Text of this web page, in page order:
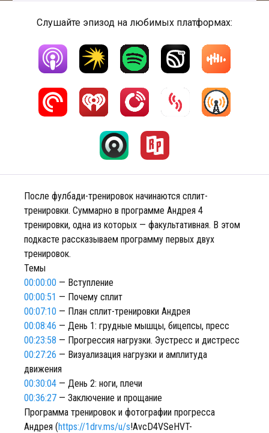
Слушайте эпизод на любимых платформах:
После фулбади-тренировок начинаются сплит-
тренировки. Суммарно в программе Андрея 4
тренировки, одна из которых — факультативная. В этом
подкасте рассказываем программу первых двух
тренировок.
Темы
00:00:00 — Вступление
00:00:51 — Почему сплит
00:07:10 — План сплит-тренировки Андрея
00:08:46 — День 1: грудные мышцы, бицепсы, пресс
00:23:58 — Прогрессия нагрузки. Эустресс и дистресс
00:27:26 — Визуализация нагрузки и амплитуда
движения
00:30:04 — День 2: ноги, плечи
00:36:27 — Заключение и прощание
Программа тренировок и фотографии прогресса
Андрея (https://1drv.ms/u/s!AvcD4VSeHVT-